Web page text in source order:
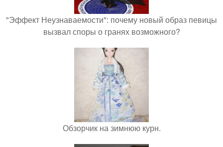
"Эффект Неузнаваемости": почему новый образ певицы
вызвал споры о гранях возможного?
Обзорчик на зимнюю курн.